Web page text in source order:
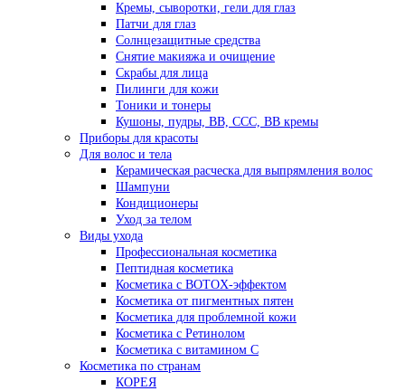
Кремы, сыворотки, гели для глаз
Патчи для глаз
Солнцезащитные средства
Снятие макияжа и очищение
Скрабы для лица
Пилинги для кожи
Тоники и тонеры
Кушоны, пудры, ВВ, ССС, ВВ кремы
Приборы для красоты
Для волос и тела
Керамическая расческа для выпрямления волос
Шампуни
Кондиционеры
Уход за телом
Виды ухода
Профессиональная косметика
Пептидная косметика
Косметика с BOTOX-эффектом
Косметика от пигментных пятен
Косметика для проблемной кожи
Косметика с Ретинолом
Косметика с витамином С
Косметика по странам
КОРЕЯ